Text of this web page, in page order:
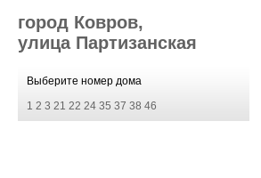
город Ковров,
улица Партизанская
Выберите номер дома
1 2 3 21 22 24 35 37 38 46